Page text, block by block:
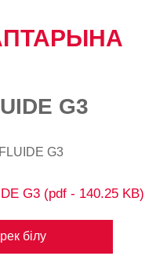
G3
G3 (pdf - 140.25 KB)
білу